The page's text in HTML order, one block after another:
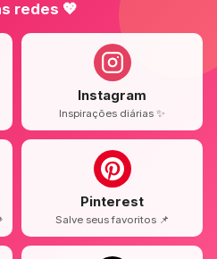
redes 💖
Instagram
Inspirações diárias ✨
Pinterest
Salve seus favoritos 📌